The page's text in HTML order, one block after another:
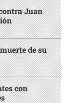
Juan
de su
con